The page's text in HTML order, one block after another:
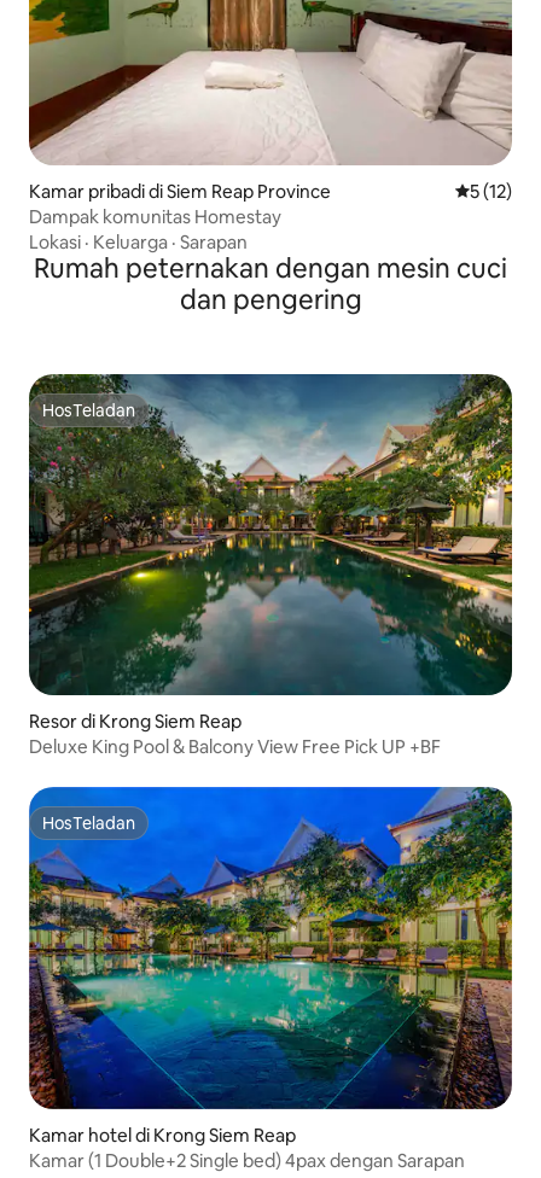
Kamar pribadi di Siem Reap Province Nilai rata-
5 (12)
Dampak komunitas Homestay
Lokasi · Keluarga · Sarapan
Rumah peternakan dengan mesin cuci
dan pengering
HosTeladan
HosTeladan
Resor di Krong Siem Reap
Deluxe King Pool & Balcony View Free Pick UP +BF
HosTeladan
HosTeladan
Kamar hotel di Krong Siem Reap
Kamar (1 Double+2 Single bed) 4pax dengan Sarapan